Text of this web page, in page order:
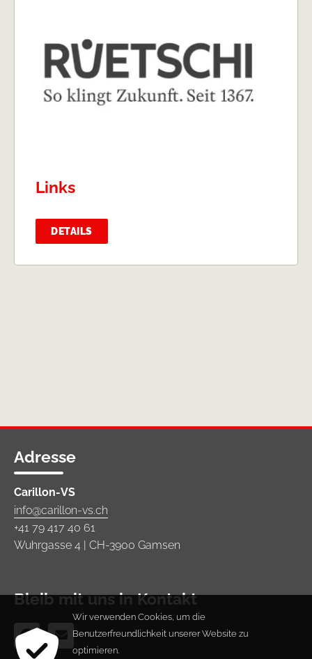
Links
DETAILS
Adresse
Carillon-VS
info@carillon-vs.ch
+41 79 417 40 61
Wuhrgasse 4 | CH-3900 Gamsen
Bleib mit uns in Kontakt
 
Wir verwenden Cookies, um die
Benutzerfreundlichkeit unserer Website zu
optimieren.